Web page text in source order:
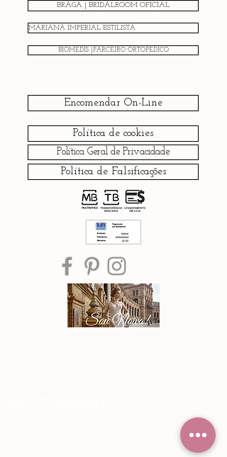
BRAGA | BRIDALROOM OFICIAL
MARIANA IMPERIAL ESTILISTA
BIOMEDIS |PARCEIRO ORTOPÉDICO
Encomendar On-Line
Política de cookies
Política Geral de Privacidade
Política de Falsificações